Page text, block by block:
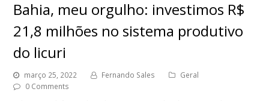
Bahia, meu orgulho: investimos R$
21,8 milhões no sistema produtivo
do licuri
março 25, 2022 Fernando Sales
Geral
0 Comments